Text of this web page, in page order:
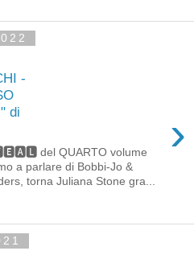
-
di
›
del QUARTO volume
a parlare di Bobbi-Jo &
torna Juliana Stone gra...